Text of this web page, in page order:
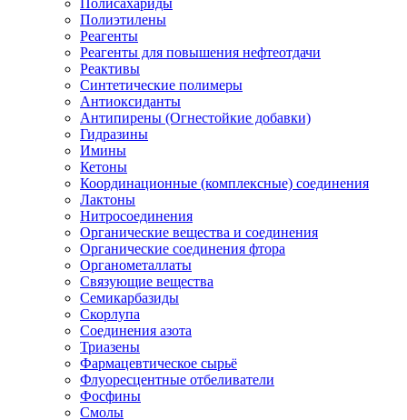
Полисахариды
Полиэтилены
Реагенты
Реагенты для повышения нефтеотдачи
Реактивы
Синтетические полимеры
Антиоксиданты
Антипирены (Огнестойкие добавки)
Гидразины
Имины
Кетоны
Координационные (комплексные) соединения
Лактоны
Нитросоединения
Органические вещества и соединения
Органические соединения фтора
Органометаллаты
Связующие вещества
Семикарбазиды
Скорлупа
Соединения азота
Триазены
Фармацевтическое сырьё
Флуоресцентные отбеливатели
Фосфины
Смолы